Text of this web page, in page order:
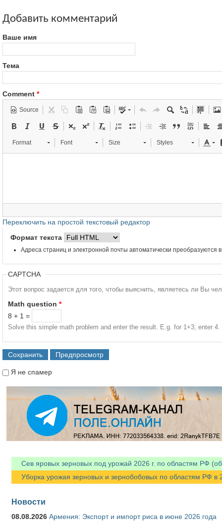
Добавить комментарий
Ваше имя
Тема
Comment *
Source
Format Font Size Styles
Переключить на простой текстовый редактор
Формат текста
Адреса страниц и электронной почты автоматически преобразуются
CAPTCHA
Этот вопрос задается для того, чтобы выяснить, являетесь ли Вы
Math question *
8 + 1 =
Solve this simple math problem and enter the result. E.g. for 1+3, enter 4.
Я не спамер
Сев яровых зерновых под урожай 2026 г. по областям РФ
Уборка урожая зерновых и зернобобовых по областям РФ в
Новости
08.08.2026 Армения: Экспорт и импорт риса в июне 2026 года